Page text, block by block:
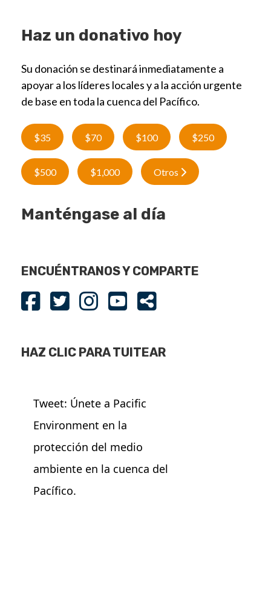
Haz un donativo hoy
Su donación se destinará inmediatamente a
apoyar a los líderes locales y a la acción urgente
de base en toda la cuenca del Pacífico.
$35 $70 $100 $250
$500 $1,000 Otros
Manténgase al día
ENCUÉNTRANOS Y COMPARTE
HAZ CLIC PARA TUITEAR
Tweet: Únete a Pacific
Environment en la
protección del medio
ambiente en la cuenca del
Pacífico.